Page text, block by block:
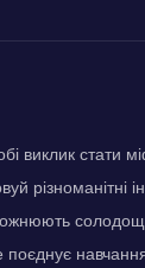
виклик стати
різноманітні
поєднує